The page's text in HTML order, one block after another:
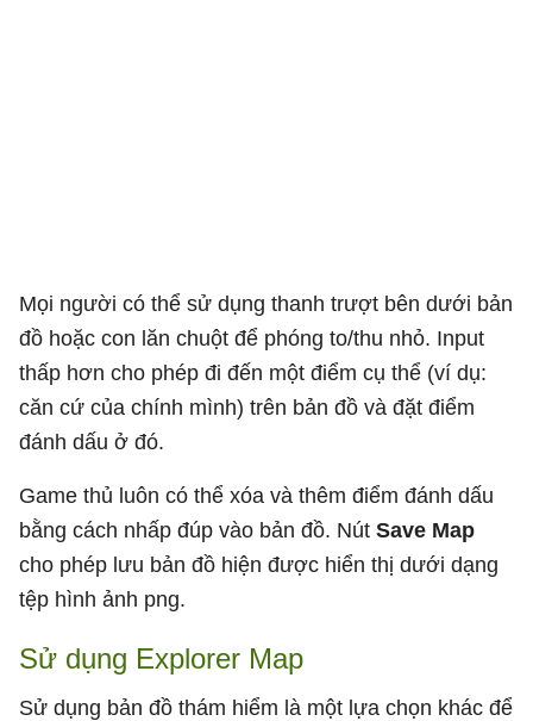
Mọi người có thể sử dụng thanh trượt bên dưới bản
đồ hoặc con lăn chuột để phóng to/thu nhỏ. Input
thấp hơn cho phép đi đến một điểm cụ thể (ví dụ:
căn cứ của chính mình) trên bản đồ và đặt điểm
đánh dấu ở đó.
Game thủ luôn có thể xóa và thêm điểm đánh dấu
bằng cách nhấp đúp vào bản đồ. Nút Save Map
cho phép lưu bản đồ hiện được hiển thị dưới dạng
tệp hình ảnh png.
Sử dụng Explorer Map
Sử dụng bản đồ thám hiểm là một lựa chọn khác để